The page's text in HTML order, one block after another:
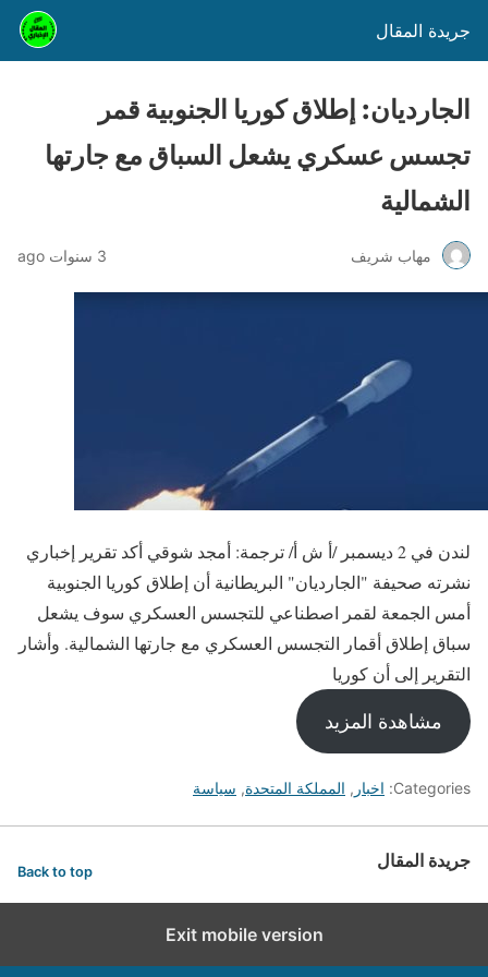
جريدة المقال
الجارديان: إطلاق كوريا الجنوبية قمر
تجسس عسكري يشعل السباق مع جارتها
الشمالية
مهاب شريف 3 سنوات ago
لندن في 2 ديسمبر /أ ش أ/ ترجمة: أمجد شوقي أكد تقرير إخباري
نشرته صحيفة "الجارديان" البريطانية أن إطلاق كوريا الجنوبية
أمس الجمعة لقمر اصطناعي للتجسس العسكري سوف يشعل
سباق إطلاق أقمار التجسس العسكري مع جارتها الشمالية. وأشار
التقرير إلى أن كوريا
مشاهدة المزيد
Categories: اخبار , المملكة المتحدة, سياسة
جريدة المقال Back to top
Exit mobile version